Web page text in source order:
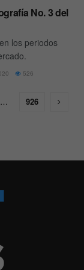
No. 3 del
los periodos
526
… 926